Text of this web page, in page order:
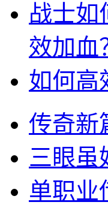
战士如
效加血
如何高
传奇新
三眼虽
单职业